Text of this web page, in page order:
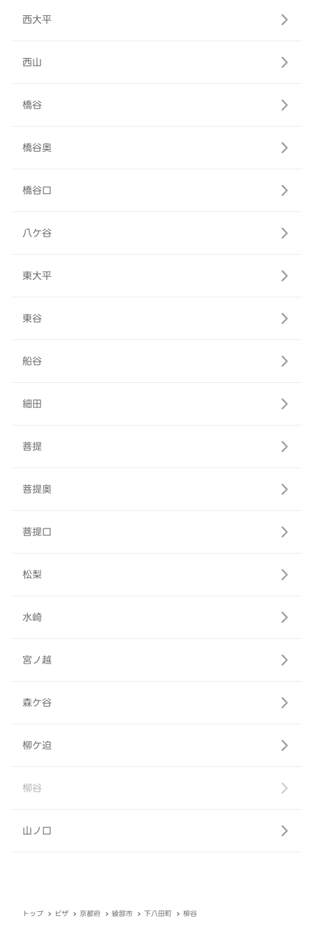
西大平
西山
橋谷
橋谷奥
橋谷口
八ケ谷
東大平
東谷
船谷
細田
菩提
菩提奥
菩提口
松梨
水崎
宮ノ越
森ケ谷
柳ケ迫
柳谷
山ノ口
トップ ピザ 京都府 綾部市 下八田町 柳谷